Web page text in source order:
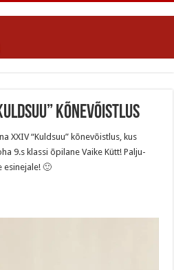
kõnevõistlus
XXIV “Kuldsuu” kõnevõistlus, kus
9.s klassi õpilane Vaike Kütt! Palju-
esinejale! 🙂